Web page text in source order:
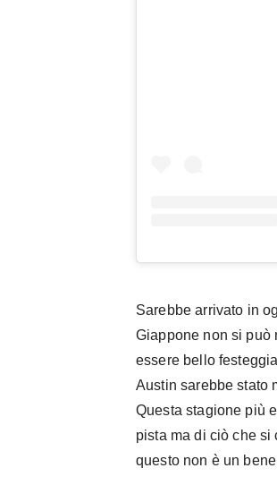
Sarebbe arrivato in
Giappone non si può
essere bello
Austin sarebbe stato
Questa stagione più
pista ma di ciò che
questo non è un